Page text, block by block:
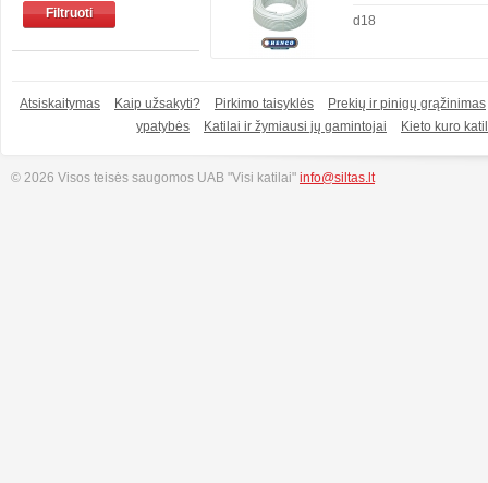
Filtruoti
d18
Atsiskaitymas Kaip užsakyti? Pirkimo taisyklės
Prekių ir pinigų grąžinimas
ypatybės
Katilai ir žymiausi jų gamintojai Kieto kuro
© 2026 Visos teisės saugomos UAB "Visi katilai" info@siltas.lt